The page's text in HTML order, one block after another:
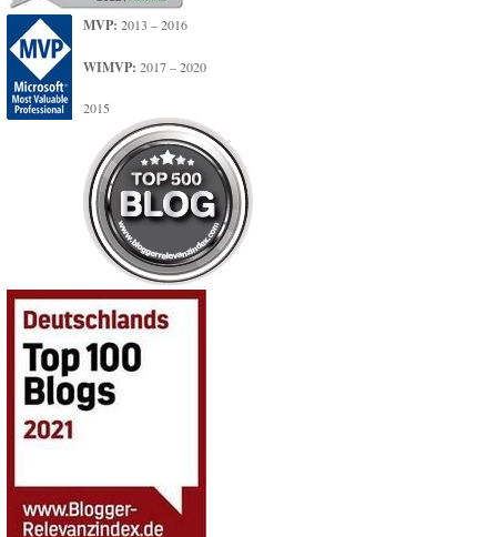
MVP: 2013 – 2016
WIMVP: 2017 – 2020
2015